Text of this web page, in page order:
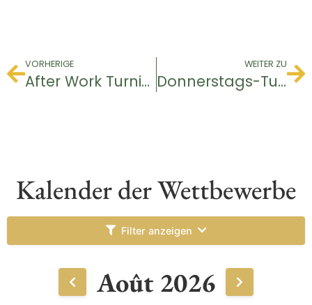
VORHERIGE
After Work Turnier
WEITER ZU
Donnerstags-Turnier
Kalender der Wettbewerbe
Filter anzeigen
Août 2026